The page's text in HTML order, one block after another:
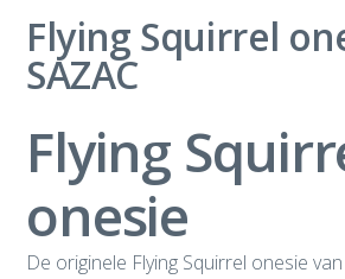
Flying Squirrel
SAZAC
Flying
onesie
De originele Flying Squirrel onesie